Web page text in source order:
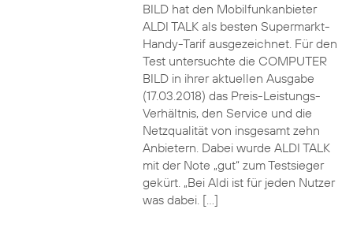
BILD hat den Mobilfunkanbieter
ALDI TALK als besten Supermarkt-
Handy-Tarif ausgezeichnet. Für den
Test untersuchte die COMPUTER
BILD in ihrer aktuellen Ausgabe
(17.03.2018) das Preis-Leistungs-
Verhältnis, den Service und die
Netzqualität von insgesamt zehn
Anbietern. Dabei wurde ALDI TALK
mit der Note „gut“ zum Testsieger
gekürt. „Bei Aldi ist für jeden Nutzer
was dabei. […]